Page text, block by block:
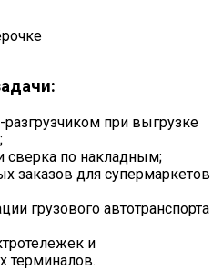
при выгрузке
сверка по накладным;
заказов для супермаркетов
грузового автотранспорта
и
терминалов.